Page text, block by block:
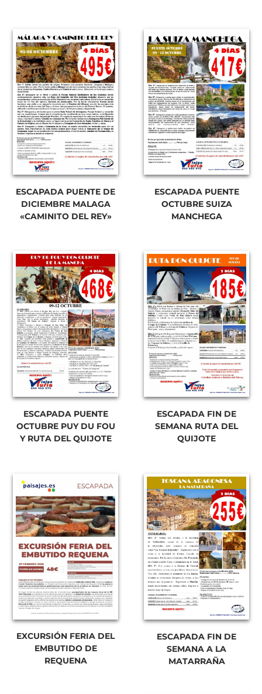
ESCAPADA PUENTE DE
DICIEMBRE MALAGA
«CAMINITO DEL REY»
ESCAPADA PUENTE
OCTUBRE SUIZA
MANCHEGA
ESCAPADA PUENTE
OCTUBRE PUY DU FOU
Y RUTA DEL QUIJOTE
ESCAPADA FIN DE
SEMANA RUTA DEL
QUIJOTE
EXCURSIÓN FERIA DEL
EMBUTIDO DE
REQUENA
ESCAPADA FIN DE
SEMANA A LA
MATARRAÑA